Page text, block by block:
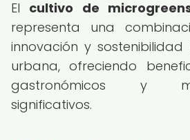
El cultivo de
representa una
innovación y
urbana, ofreciendo
gastronómicos y
significativos.